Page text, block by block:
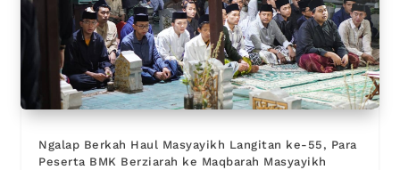
Ngalap Berkah Haul Masyayikh Langitan ke-55, Para
Peserta BMK Berziarah ke Maqbarah Masyayikh